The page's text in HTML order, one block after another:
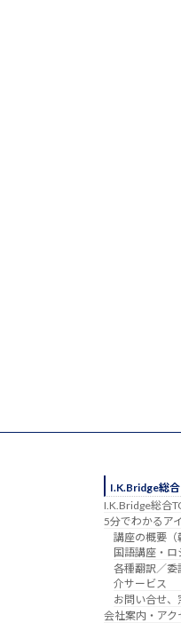
I.K.Bridge総
I.K.Bridge総合
5分でわかるア
講座の概要（
国語講座・ロ
各種翻訳／委
介サービス
お問い合せ、
会社案内・アク